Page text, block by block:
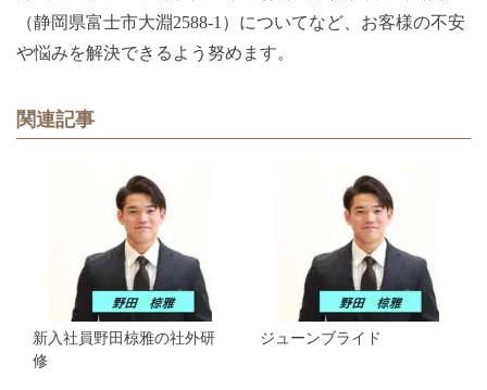
（静岡県富士市大淵2588-1）についてなど、お客様の不安
や悩みを解決できるよう努めます。
関連記事
新入社員野田椋雅の社外研
修
ジューンブライド